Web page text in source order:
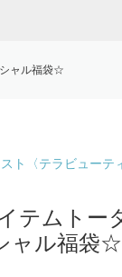
シャル福袋☆
ト〈テラビューテ
テムト
ャル福袋☆